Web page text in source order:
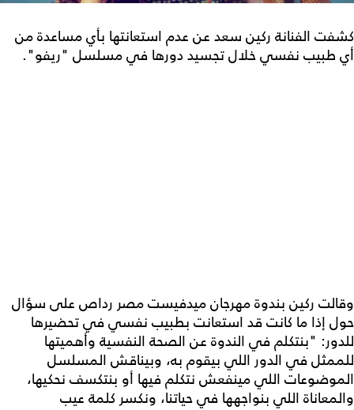
كشفت الفنانة ركين سعد عن عدم استعانتها بأي مساعدة من
أي طبيب نفسي خلال تجسيد دورها في مسلسل "ريفو".
وقالت ركين بندوة مهرجان ميدفيست مصر رداص على سؤال
حول إذا ما كانت قد استعانت بطبيب نفسي في تحضيرها
للدور: "بنتكلم في الندوة عن الصحة النفسية وأهميتها
للممثل في الدور اللي بيقوم به، وبيناقش المسلسل
الموضوعات اللي مينفعش نتكلم فيها أو بنتكسف نحكيها،
والمعاناة اللي بنواجهها في حياتنا، ونكسر كلمة عيب